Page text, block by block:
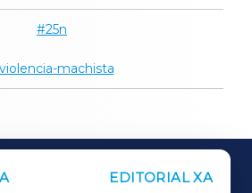
25n
machista
EDITORIAL XA